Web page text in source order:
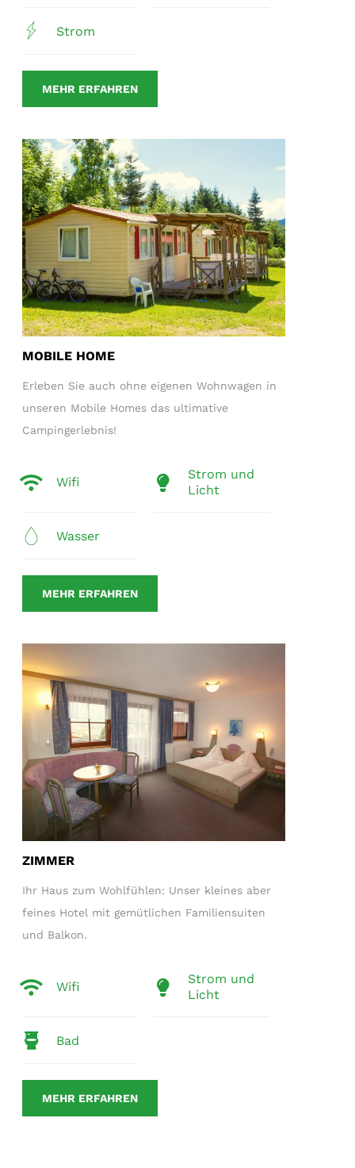
Strom
MEHR ERFAHREN
MOBILE HOME
Erleben Sie auch ohne eigenen Wohnwagen in
unseren Mobile Homes das ultimative
Campingerlebnis!
Wifi
Strom und
Licht
Wasser
MEHR ERFAHREN
ZIMMER
Ihr Haus zum Wohlfühlen: Unser kleines aber
feines Hotel mit gemütlichen Familiensuiten
und Balkon.
Wifi
Strom und
Licht
Bad
MEHR ERFAHREN